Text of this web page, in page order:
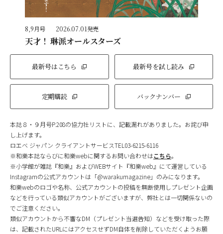
8,9月号 2026.07.01発売
天才！ 琳派オールスターズ
最新号はこちら 最新号を試し読み
定期購読 バックナンバー
本誌８・９月号P.208の協力社リストに、記載漏れがありました。お詫び申
し上げます。
ロエベ ジャパン クライアントサービスTEL03-6215-6116
※和樂本誌ならびに和樂webに関するお問い合わせはこちら。
※小学館が雑誌『和樂』およびWEBサイト『和樂web』にて運営している
Instagramの公式アカウントは「@warakumagazine」のみになります。
和樂webのロゴや名称、公式アカウントの投稿を無断使用しプレゼント企画
などを行っている類似アカウントがございますが、弊社とは一切関係ないの
でご注意ください。
類似アカウントから不審なDM（プレゼント当選告知）などを受け取った際
は、記載されたURLにはアクセスせずDM自体を削除していただくようお願